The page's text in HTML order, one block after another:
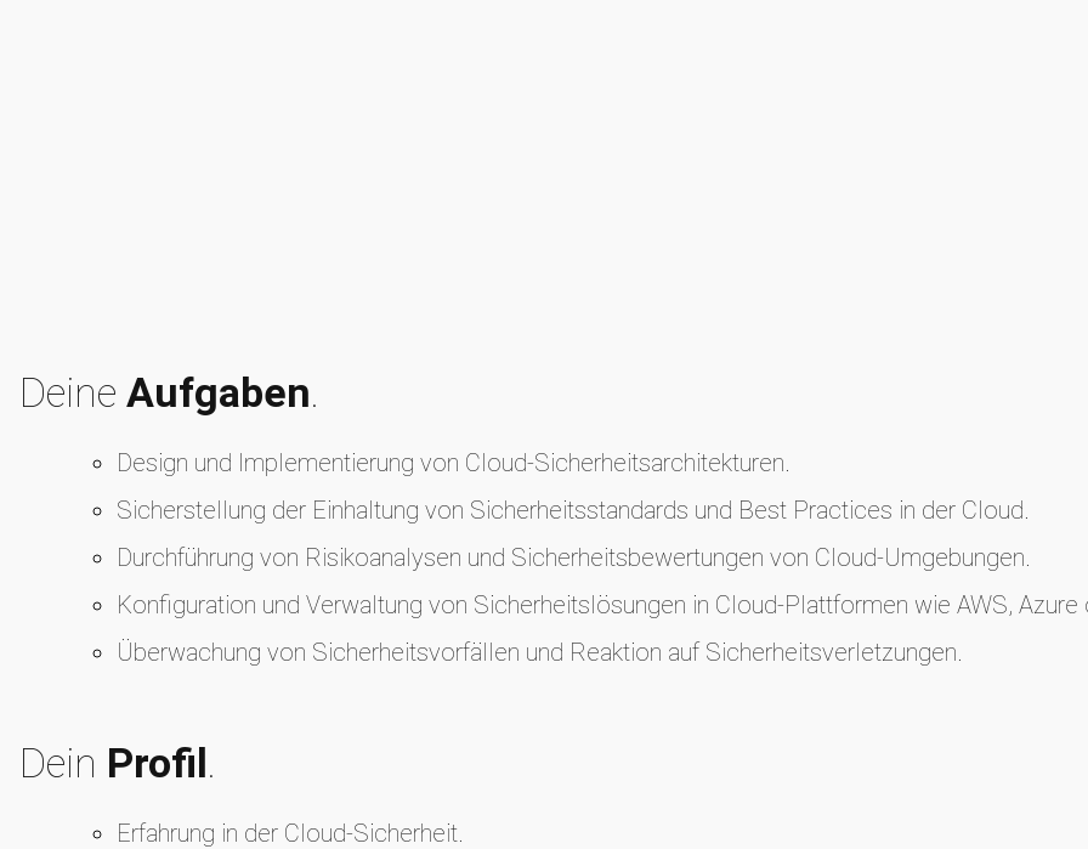
Deine Aufgaben.
Design und Implementierung von Cloud-Sicherheitsarchitekturen.
Sicherstellung der Einhaltung von Sicherheitsstandards und Best Practices in der Cloud.
Durchführung von Risikoanalysen und Sicherheitsbewertungen von Cloud-Umgebungen.
Konfiguration und Verwaltung von Sicherheitslösungen in Cloud-Plattformen wie AWS,
Überwachung von Sicherheitsvorfällen und Reaktion auf Sicherheitsverletzungen.
Dein Profil.
Erfahrung in der Cloud-Sicherheit.